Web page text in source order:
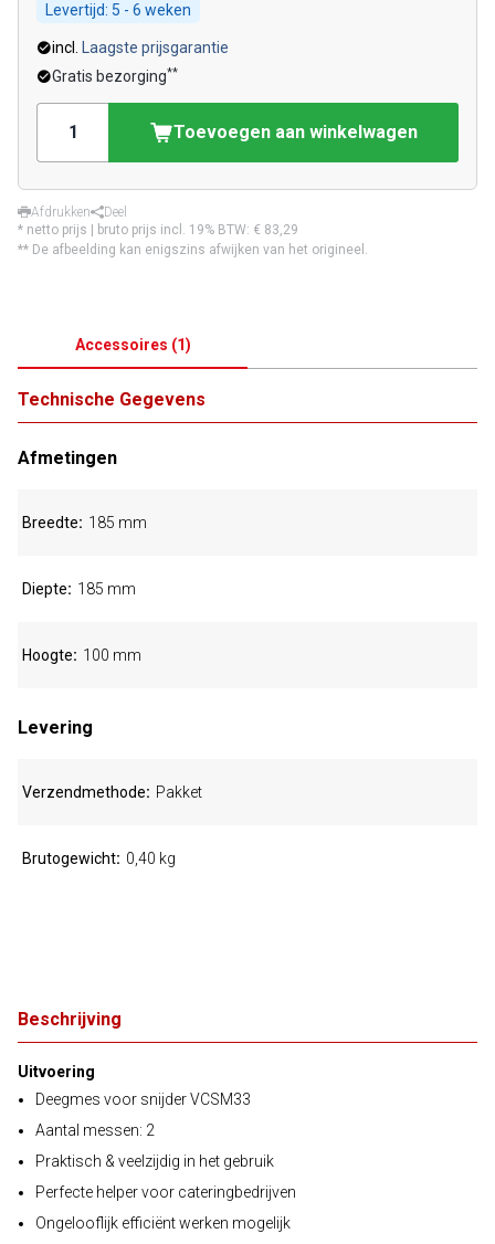
Levertijd: 5 - 6 weken
incl.
Laagste prijsgarantie
Gratis bezorging**
Toevoegen aan winkelwagen
Afdrukken
Deel
* netto prijs | bruto prijs incl. 19% BTW: € 83,29
** De afbeelding kan enigszins afwijken van het origineel.
Accessoires (1)
Beschrijving
Uitvoering
Deegmes voor snijder VCSM33
Aantal messen: 2
Praktisch & veelzijdig in het gebruik
Perfecte helper voor cateringbedrijven
Ongelooflijk efficiënt werken mogelijk
Technische Gegevens
Afmetingen
Breedte 185 mm
Diepte 185 mm
Hoogte 100 mm
Levering
Verzendmethode Pakket
Brutogewicht 0,40 kg